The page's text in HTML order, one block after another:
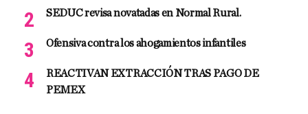
SEDUC revisa novatadas en Normal Rural.
Ofensiva contra los ahogamientos infantiles
REACTIVAN EXTRACCIÓN TRAS PAGO DE
PEMEX